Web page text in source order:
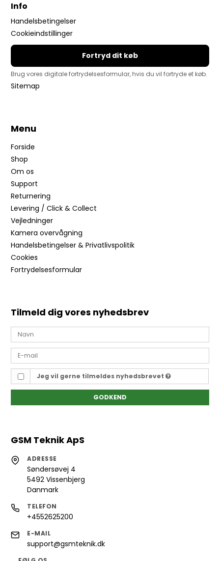
Info
Handelsbetingelser
Cookieindstillinger
Fortryd dit køb
Brug vores digitale fortrydelsesformular, hvis du vil fortryde et køb.
Sitemap
Menu
Forside
Shop
Om os
Support
Returnering
Levering / Click & Collect
Vejledninger
Kamera overvågning
Handelsbetingelser & Privatlivspolitik
Cookies
Fortrydelsesformular
Tilmeld dig vores nyhedsbrev
Jeg vil gerne tilmeldes nyhedsbrevet
GODKEND
GSM Teknik ApS
ADRESSE
Søndersøvej 4
5492 Vissenbjerg
Danmark
TELEFON
+4552625200
E-MAIL
support@gsmteknik.dk